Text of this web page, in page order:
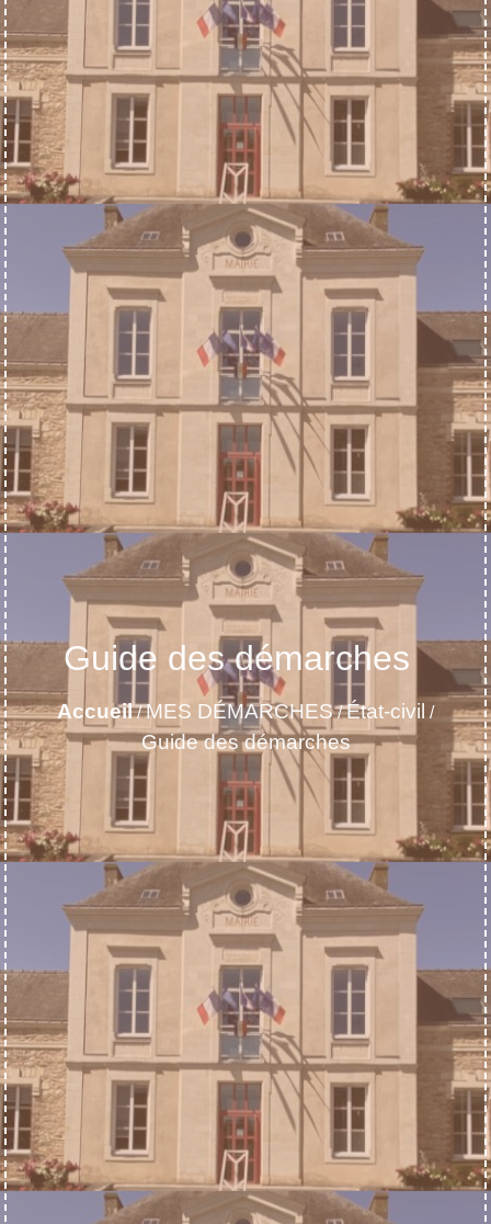
Guide des démarches
Accueil/MES DÉMARCHES/État-civil /
Guide des démarches